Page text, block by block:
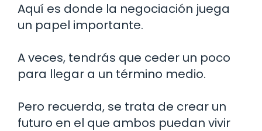
Aquí es donde la negociación juega
un papel importante.
A veces, tendrás que ceder un poco
para llegar a un término medio.
Pero recuerda, se trata de crear un
futuro en el que ambos puedan vivir